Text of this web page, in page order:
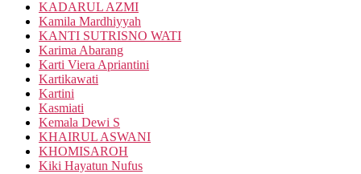
KADARUL AZMI
Kamila Mardhiyyah
KANTI SUTRISNO WATI
Karima Abarang
Karti Viera Apriantini
Kartikawati
Kartini
Kasmiati
Kemala Dewi S
KHAIRUL ASWANI
KHOMISAROH
Kiki Hayatun Nufus